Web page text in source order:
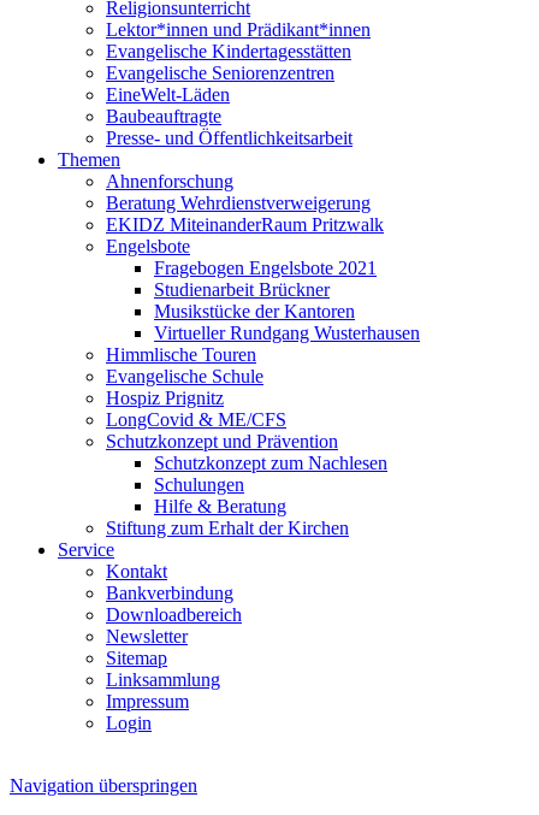
Religionsunterricht
Lektor*innen und Prädikant*innen
Evangelische Kindertagesstätten
Evangelische Seniorenzentren
EineWelt-Läden
Baubeauftragte
Presse- und Öffentlichkeitsarbeit
Themen
Ahnenforschung
Beratung Wehrdienstverweigerung
EKIDZ MiteinanderRaum Pritzwalk
Engelsbote
Fragebogen Engelsbote 2021
Studienarbeit Brückner
Musikstücke der Kantoren
Virtueller Rundgang Wusterhausen
Himmlische Touren
Evangelische Schule
Hospiz Prignitz
LongCovid & ME/CFS
Schutzkonzept und Prävention
Schutzkonzept zum Nachlesen
Schulungen
Hilfe & Beratung
Stiftung zum Erhalt der Kirchen
Service
Kontakt
Bankverbindung
Downloadbereich
Newsletter
Sitemap
Linksammlung
Impressum
Login
Navigation überspringen